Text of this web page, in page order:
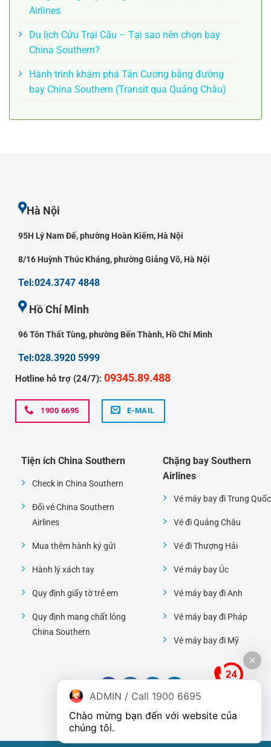
Airlines
Du lịch Cửu Trại Câu – Tại sao nên chọn bay
China Southern?
Hành trình khám phá Tân Cương bằng đường
bay China Southern (Transit qua Quảng Châu)
Hà Nội
95H Lý Nam Đế, phường Hoàn Kiếm, Hà Nội
8/16 Huỳnh Thúc Kháng, phường Giảng Võ, Hà Nội
Tel:024.3747 4848
Hồ Chí Minh
96 Tôn Thất Tùng, phường Bến Thành, Hồ Chí Minh
Tel:028.3920 5999
Hotline hỗ trợ (24/7): 09345.89.488
1900 6695 E-MAIL
Tiện ích China Southern
Check in China Southern
Đổi vé China Southern
Airlines
Mua thêm hành ký gửi
Hành lý xách tay
Quy định giấy tờ trẻ em
Quy định mang chất lỏng
China Southern
Chặng bay Southern
Airlines
Vé máy bay đi Trung Quốc
Vé đi Quảng Châu
Vé đi Thượng Hải
Vé máy bay Úc
Vé máy bay đi Anh
Vé máy bay đi Pháp
Vé máy bay đi Mỹ
ADMIN / Call 1900 6695
Chào mừng bạn đến với website của
chúng tôi.